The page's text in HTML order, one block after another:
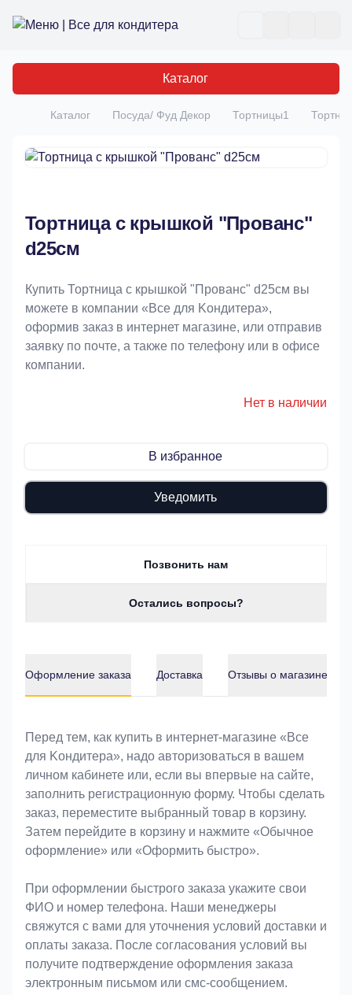
Все для кондитера
Каталог
Главная
Каталог Посуда/ Фуд Декор Тортницы1
Тортница с крышкой "Прованс"
d25см
Купить Тортница с крышкой "Прованс" d25см вы
можете в компании «Bce для Koндитeрa»,
оформив заказ в интернет магазине, или отправив
заявку по почте, а также по телефону или в офисе
компании.
Нет в наличии
В избранное
Уведомить
Позвонить нам
Остались вопросы?
Оформление заказа Доставка Отзывы о магазине
Оформление заказа
Перед тем, как купить в интернет-магазине «Bce
для Koндитeрa», надо авторизоваться в вашем
личном кабинете или, если вы впервые на сайте,
заполнить регистрационную форму. Чтобы сделать
заказ, переместите выбранный товар в корзину.
Затем перейдите в корзину и нажмите «Обычное
оформление» или «Оформить быстро».
При оформлении быстрого заказа укажите свои
ФИО и номер телефона. Наши менеджеры
свяжутся с вами для уточнения условий доставки и
оплаты заказа. После согласования условий вы
получите подтверждение оформления заказа
электронным письмом или смс-сообщением.